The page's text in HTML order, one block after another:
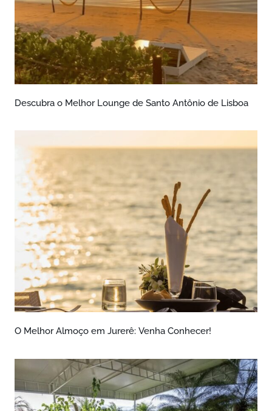
Descubra o Melhor Lounge de Santo Antônio de Lisboa
O Melhor Almoço em Jurerê: Venha Conhecer!